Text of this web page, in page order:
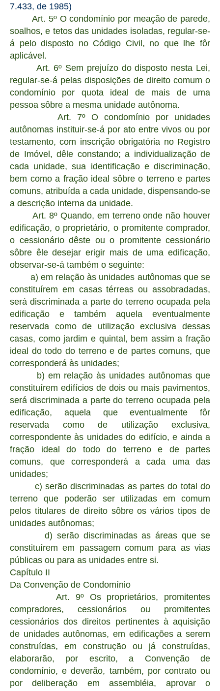
7.433, de 1985)
Art. 5º O condomínio por meação de parede,
soalhos, e tetos das unidades isoladas, regular-se-
á pelo disposto no Código Civil, no que lhe fôr
aplicável.
Art. 6º Sem prejuízo do disposto nesta Lei,
regular-se-á pelas disposições de direito comum o
condomínio por quota ideal de mais de uma
pessoa sôbre a mesma unidade autônoma.
Art. 7º O condomínio por unidades
autônomas instituir-se-á por ato entre vivos ou por
testamento, com inscrição obrigatória no Registro
de Imóvel, dêle constando; a individualização de
cada unidade, sua identificação e discriminação,
bem como a fração ideal sôbre o terreno e partes
comuns, atribuída a cada unidade, dispensando-se
a descrição interna da unidade.
Art. 8º Quando, em terreno onde não houver
edificação, o proprietário, o promitente comprador,
o cessionário dêste ou o promitente cessionário
sôbre êle desejar erigir mais de uma edificação,
observar-se-á também o seguinte:
a) em relação às unidades autônomas que se
constituírem em casas térreas ou assobradadas,
será discriminada a parte do terreno ocupada pela
edificação e também aquela eventualmente
reservada como de utilização exclusiva dessas
casas, como jardim e quintal, bem assim a fração
ideal do todo do terreno e de partes comuns, que
corresponderá às unidades;
b) em relação às unidades autônomas que
constituírem edifícios de dois ou mais pavimentos,
será discriminada a parte do terreno ocupada pela
edificação, aquela que eventualmente fôr
reservada como de utilização exclusiva,
correspondente às unidades do edifício, e ainda a
fração ideal do todo do terreno e de partes
comuns, que corresponderá a cada uma das
unidades;
c) serão discriminadas as partes do total do
terreno que poderão ser utilizadas em comum
pelos titulares de direito sôbre os vários tipos de
unidades autônomas;
d) serão discriminadas as áreas que se
constituírem em passagem comum para as vias
públicas ou para as unidades entre si.
Capítulo II
Da Convenção de Condomínio
Art. 9º Os proprietários, promitentes
compradores, cessionários ou promitentes
cessionários dos direitos pertinentes à aquisição
de unidades autônomas, em edificações a serem
construídas, em construção ou já construídas,
elaborarão, por escrito, a Convenção de
condomínio, e deverão, também, por contrato ou
por deliberação em assembléia, aprovar o